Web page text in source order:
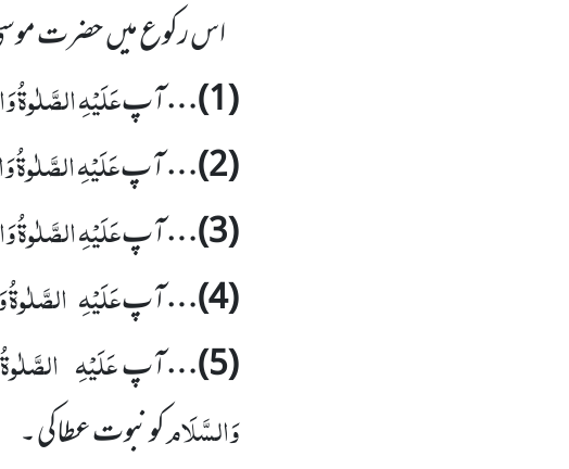
اس رکوع میں حضرت
(1)
…آپعَلَیْہِالصَّلٰوۃُ
(2)
…آپعَلَیْہِالصَّلٰوۃُ
(3)
…آپعَلَیْہِالصَّلٰوۃُ
(4)
…آپعَلَیْہِ
(5)
…آپعَلَیْہِ
وَالسَّلَامکونبوت عطاکی ۔